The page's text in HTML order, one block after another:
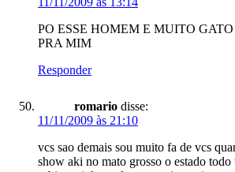
PO ESSE HOMEM E MUITO
PRA MIM
Responder
romario disse:
11/11/2009 às 21:10
vcs sao demais sou muito fa de vcs
show aki no mato grosso o estado